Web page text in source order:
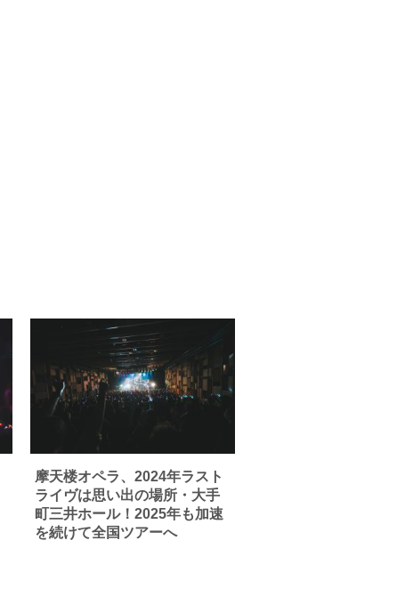
摩天楼オペラ、2024年ラスト
ライヴは思い出の場所・大手
町三井ホール！2025年も加速
を続けて全国ツアーへ